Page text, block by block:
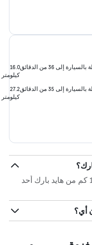
إلى 36 من الدقائق
16.0
كيلومتر
إلى 35 من الدقائق
27.2
كيلومتر
فندق ميرميد سويت على بعد حوالي 1.9 كم من هايد بارك أحد
أي؟